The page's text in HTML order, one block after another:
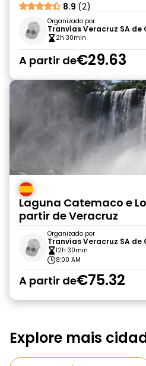
8.9 (2)
Organizado por
Tranvías Veracruz SA de
2h 30min
A partir de€29.63
Laguna Catemaco e
partir de Veracruz
Organizado por
Tranvías Veracruz SA de
12h 30min
8:00 AM
A partir de€75.32
Explore mais